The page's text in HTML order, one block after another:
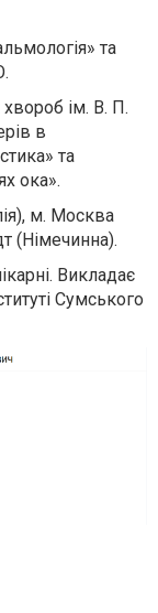
та
ім. В. П.
в
та
ока».
м. Москва
(Німечинна).
Викладає
Сумського